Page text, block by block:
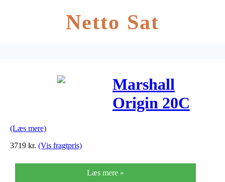
Netto Sat
Marshall
Origin 20C
(Læs mere)
3719 kr. (Vis fragtpris)
Læs mere »